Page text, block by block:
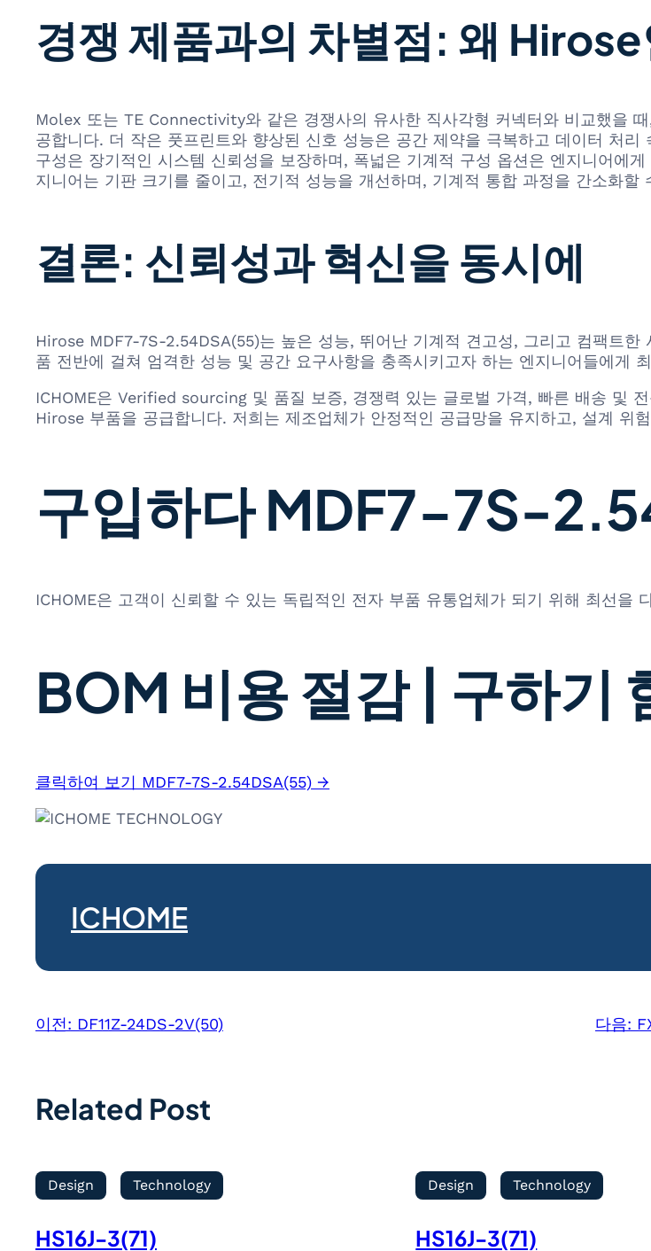
경쟁 제품과의 차별점: 왜
Molex 또는 TE Connectivity와 같은 경쟁사의 유사한 직사각형 커넥터와 비교했을
공합니다. 더 작은 풋프린트와 향상된 신호 성능은 공간 제약을 극복하고 데이터 처
구성은 장기적인 시스템 신뢰성을 보장하며, 폭넓은 기계적 구성 옵션은 엔지니어에
지니어는 기판 크기를 줄이고, 전기적 성능을 개선하며, 기계적 통합 과정을 간소화할
결론: 신뢰성과 혁신을 동시에
Hirose MDF7-7S-2.54DSA(55)는 높은 성능, 뛰어난 기계적 견고성, 그리고 컴팩트
품 전반에 걸쳐 엄격한 성능 및 공간 요구사항을 충족시키고자 하는 엔지니어들에게
ICHOME은 Verified sourcing 및 품질 보증, 경쟁력 있는 글로벌 가격, 빠른 배송 및
Hirose 부품을 공급합니다. 저희는 제조업체가 안정적인 공급망을 유지하고, 설계 위
구입하다 MDF7-7S-
ICHOME은 고객이 신뢰할 수 있는 독립적인 전자 부품 유통업체가 되기 위해 최선을
BOM 비용 절감 | 구하기
클릭하여 보기 MDF7-7S-2.54DSA(55) →
ICHOME
이전: DF11Z-24DS-2V(50) 다음:
Related Post
Design Technology
HS16J-3(71)
Design Technology
HS16J-3(71)